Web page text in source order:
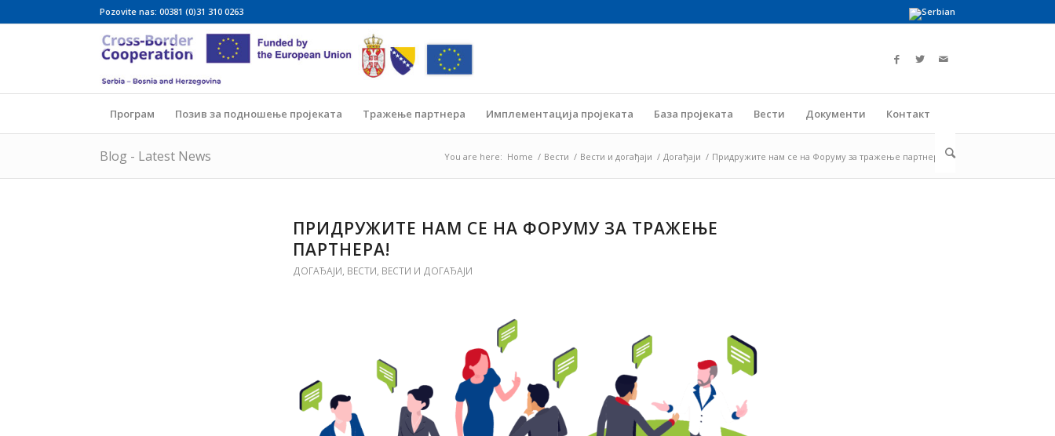
Pozovite nas: 00381 (0)31 310 0263
Програм Позив за подношење пројеката Тражење партнера Имплементација пројеката База пројеката Вести Документи Контакт
Blog - Latest News You are here: Home / Вести / Вести и догађаји / Догађаји / Придружите нам се на Форуму за тражење партнера!...
ПРИДРУЖИТЕ НАМ СЕ НА ФОРУМУ ЗА ТРАЖЕЊЕ
ПАРТНЕРА!
ДОГАЂАЈИ, ВЕСТИ, ВЕСТИ И ДОГАЂАЈИ